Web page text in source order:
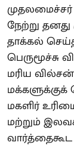
நேற்று
தாக்கல்
பெருமூச்சு
மரிய
மக்களுக்குக்
மகளிர்
மற்றும்